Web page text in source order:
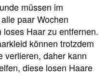
müssen im
paar Wochen
Haar zu entfernen.
können trotzdem
verlieren, daher kann
diese losen Haare